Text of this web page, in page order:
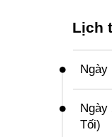
Lịch
Ngày
04h00
tô và
06h55
Ngày
Tối)